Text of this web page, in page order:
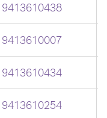
9413610438
9413610007
9413610434
9413610254